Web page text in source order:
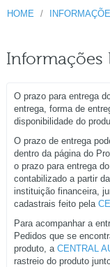
HOME
Informações
O prazo para entrega
entrega, forma de
disponibilidade do
O prazo de entrega
dentro da página do
o prazo para entrega
contabilizado a partir
instituição financeira,
cadastrais feito pela
Para acompanhar a
Pedidos que se
produto, a CENTRAL
rastreio do produto